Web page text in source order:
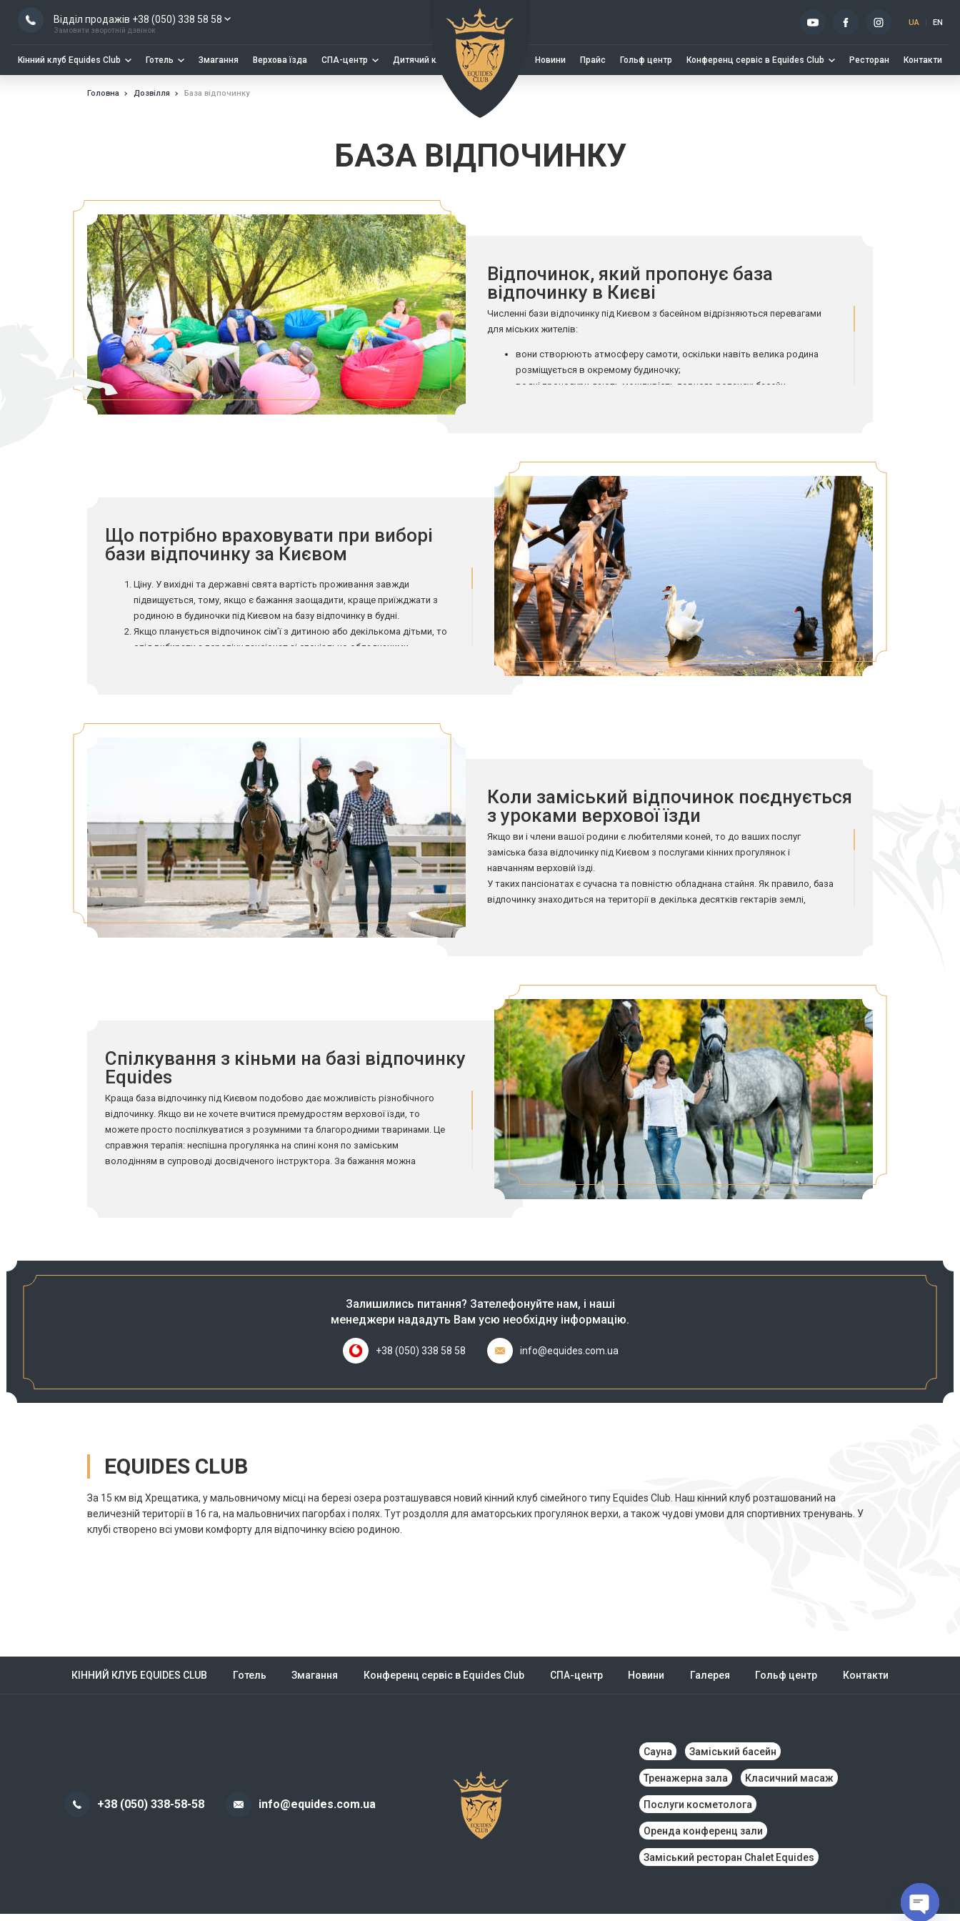
Відділ продажів +38 (050) 338 58 58
Замовити зворотній дзвінок
UA EN
Кінний клуб Equides Club Готель Змагання Верхова їзда СПА-центр Дитячий клуб Новини Прайс Гольф центр Конференц сервіс в Equides Club Ресторан Контакти
Головна Дозвілля База відпочинку
БАЗА ВІДПОЧИНКУ
Відпочинок, який пропонує база
відпочинку в Києві
Численні бази відпочинку під Києвом з басейном відрізняються перевагами
для міських жителів:
вони створюють атмосферу самоти, оскільки навіть велика родина
розміщується в окремому будиночку;
водні процедури дають можливість повного релаксу: басейн
будь-яка база відпочинку надає широкий спектр послуг: масаж,
відвідування лазні або сауни, косметолог тощо;
вікенд за містом в окремому будиночку на базі пансіонату дозволяє
заощадити, оскільки такий відпочинок обходиться дешевше, ніж
проживання у великому готелі.
Що потрібно враховувати при виборі
бази відпочинку за Києвом
Ціну. У вихідні та державні свята вартість проживання завжди
підвищується, тому, якщо є бажання заощадити, краще приїжджати з
родиною в будиночки під Києвом на базу відпочинку в будні.
Якщо планується відпочинок сім’ї з дитиною або декількома дітьми, то
слід вибирати з переліку пансіонат зі спеціально обладнаними
Любителі рибного лову чекатимуть улову, а решта членів сім’ї буде
Під час вибору місця для відпочинку з сім’єю краще звертати увагу на
наявність барів, кафе та ресторанів, які працюють на території
пансіонату. Це дозволить на якийсь час забути про кухонну повинність і
Не існує такої людини, яка б не любила шашлик. У більшості заміських
баз відпочинку під Києвом є спеціально обладнані зони для
приготування м’яса на грилі або мангалі. Перед бронюванням слід
уточнити, чи входить у вартість оренди майданчик для барбекю та
приладдя для приготування шашликів.
Коли заміський відпочинок поєднується
з уроками верхової їзди
Якщо ви і члени вашої родини є любителями коней, то до ваших послуг
заміська база відпочинку під Києвом з послугами кінних прогулянок і
навчанням верховій їзді.
У таких пансіонатах є сучасна та повністю обладнана стайня. Як правило, база
відпочинку знаходиться на території в декілька десятків гектарів землі,
світлому манежі з якісним покриттям. Коні щодня вигулюються на зелених
полях, що належать базі відпочинку. Для досвідчених наїзників пропонуються
барвисті перешкоди, що дозволяють займатися конкуром.
Кінні заміські клуби – це не тільки навчання верховій їзді та неспішні
прогулянки. Нерідко на території проводяться різні змагання з таких
дисциплін, як:
виїздки;
конкур;
кінні пробіги;
драйвінг.
Гості мають можливість взяти декілька уроків з одній з дисциплін у
професіоналів, що працюють на базі відпочинку. Свої послуги пропонують
кандидати в майстри та майстри кінного спорту. Також для занять надається
зняти будиночок на базі відпочинку під Києвом і насолодитися спілкуванням з
Спілкування з кіньми на базі відпочинку
Equides
Краща база відпочинку під Києвом подобово дає можливість різнобічного
відпочинку. Якщо ви не хочете вчитися премудростям верхової їзди, то
можете просто поспілкуватися з розумними та благородними тваринами. Це
справжня терапія: неспішна прогулянка на спині коня по заміським
володінням в супроводі досвідченого інструктора. За бажання можна
Залишились питання? Зателефонуйте нам, і наші
менеджери нададуть Вам усю необхідну інформацію.
+38 (050) 338 58 58 info@equides.com.ua
EQUIDES CLUB
За 15 км від Хрещатика, у мальовничому місці на березі озера розташувався новий кінний клуб сімейного типу Equides Club. Наш кінний клуб розташований на
величезній території в 16 га, на мальовничих пагорбах і полях. Тут роздолля для аматорських прогулянок верхи, а також чудові умови для спортивних тренувань. У
клубі створено всі умови комфорту для відпочинку всією родиною.
КІННИЙ КЛУБ EQUIDES CLUB Готель Змагання Конференц сервіс в Equides Club СПА-центр Новини Галерея Гольф центр Контакти
+38 (050) 338-58-58 info@equides.com.ua
Сауна Заміський басейн
Тренажерна зала Класичний масаж
Послуги косметолога
Оренда конференц зали
Заміський ресторан Chalet Equides